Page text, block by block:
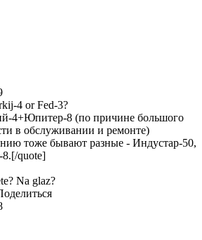
4 or Fed-3?
4+Юпитер-8 (по причине большого
в обслуживании и ремонте)
тоже бывают разные - Индустар-50,
quote]
Na glaz?